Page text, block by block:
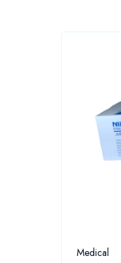
Medical